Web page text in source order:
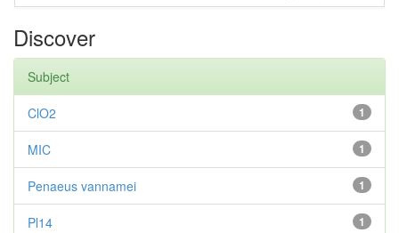
Discover
Subject
1
ClO2
1
MIC
1
Penaeus vannamei
1
Pl14